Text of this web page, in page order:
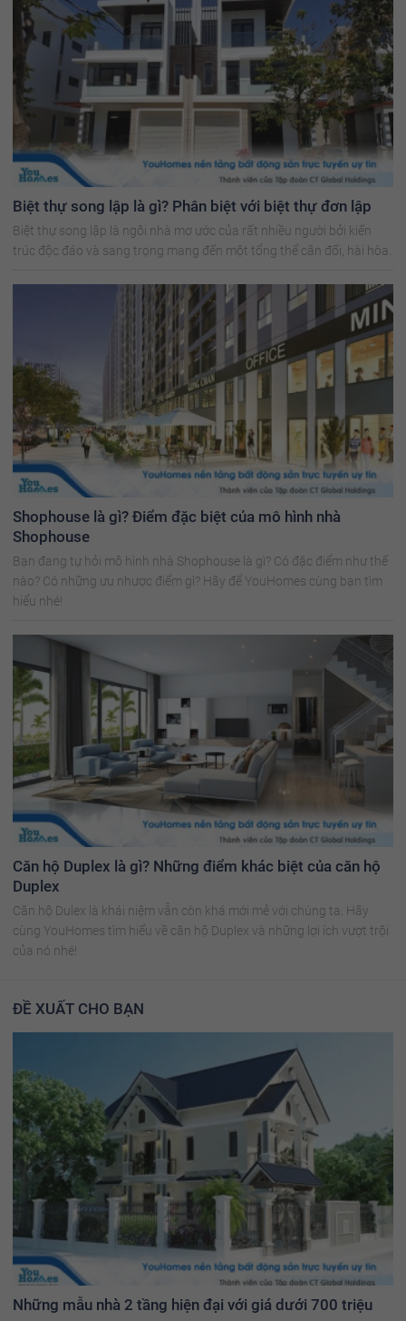
Biệt thự song lập là gì? Phân biệt với biệt thự đơn lập
Biệt thự song lập là ngôi nhà mơ ước của rất nhiều người bởi kiến
trúc độc đáo và sang trọng mang đến một tổng thể cân đối, hài hòa.
Shophouse là gì? Điểm đặc biệt của mô hình nhà
Shophouse
Bạn đang tự hỏi mô hình nhà Shophouse là gì? Có đặc điểm như thế
nào? Có những ưu nhược điểm gì? Hãy để YouHomes cùng bạn tìm
hiểu nhé!
Căn hộ Duplex là gì? Những điểm khác biệt của căn hộ
Duplex
Căn hộ Dulex là khái niệm vẫn còn khá mới mẻ với chúng ta. Hãy
cùng YouHomes tìm hiểu về căn hộ Duplex và những lợi ích vượt trội
của nó nhé!
ĐỀ XUẤT CHO BẠN
Những mẫu nhà 2 tầng hiện đại với giá dưới 700 triệu